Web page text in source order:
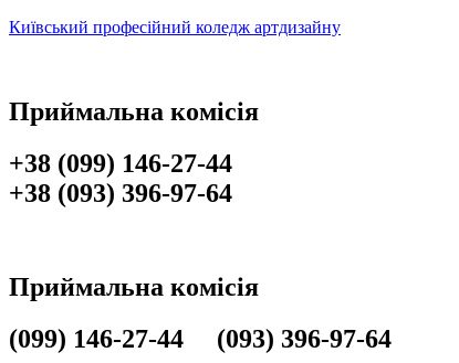
Київський професійний коледж артдизайну
Приймальна комісія
+38 (099) 146-27-44
+38 (093) 396-97-64
Приймальна комісія
(099) 146-27-44 (093) 396-97-64